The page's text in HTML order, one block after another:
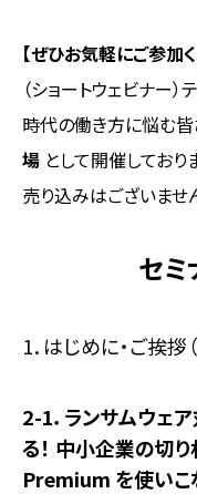
【ぜひお気軽にご参加
（ショートウェビナー
時代の働き方に悩む
場 として開催しており
売り込みはございませ
セミ
1．はじめに・ご挨拶
2-1． ランサムウェ
る！ 中小企業の
Premium を使いこ